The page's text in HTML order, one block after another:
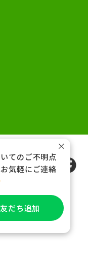
FOLLOW US
てのご不明点
気軽にご連絡
友だち追加
×